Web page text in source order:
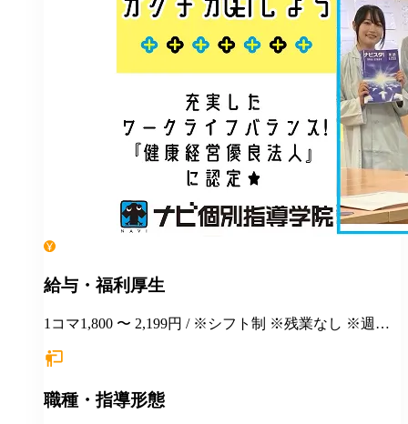
給与・福利厚生
1コマ1,800 〜 2,199円 / ※シフト制 ※残業なし ※週１
等にも別途お支払いします(規定あり) ＊有給休暇あり
度あり⇒グループ会社の割引制度が使えます！ ＊産
職種・指導形態